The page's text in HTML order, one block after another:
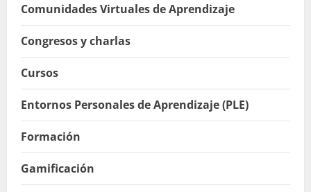
Comunidades Virtuales de Aprendizaje
Congresos y charlas
Cursos
Entornos Personales de Aprendizaje (PLE)
Formación
Gamificación